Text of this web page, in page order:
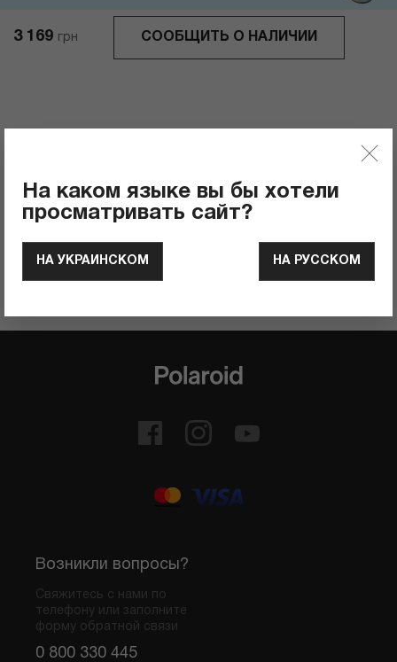
3 169 грн СООБЩИТЬ О НАЛИЧИИ
0
ОСТАВИТЬ ОТЗЫВ
Возникли вопросы?
Свяжитесь с нами по
телефону или заполните
форму обратной связи
0 800 330 445
На каком языке вы бы хотели
просматривать сайт?
НА УКРАИНСКОМ НА РУССКОМ